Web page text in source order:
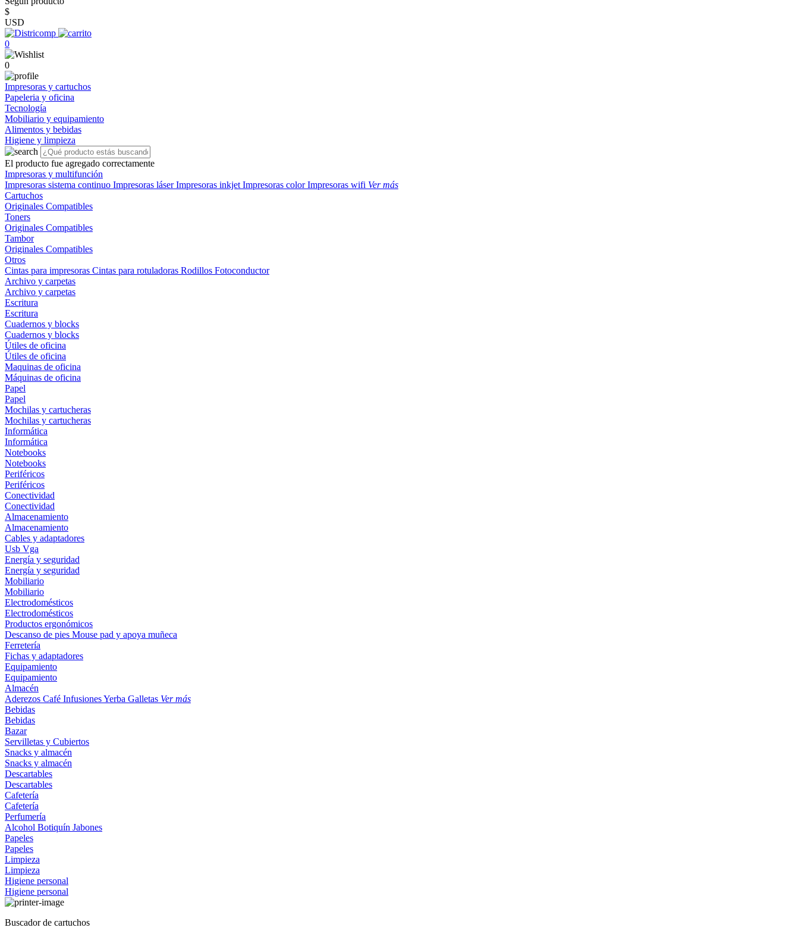
$
USD
0
0
Impresoras y cartuchos
Papeleria y oficina
Tecnología
Mobiliario y equipamiento
Alimentos y bebidas
Higiene y limpieza
El producto fue agregado correctamente
Impresoras y multifunción
Impresoras sistema continuo Impresoras láserImpresoras inkjet Impresoras colorImpresoras wifi Ver más
Cartuchos
Originales Compatibles
Toners
Originales Compatibles
Tambor
Originales Compatibles
Otros
Cintas para impresoras Cintas para rotuladoras Rodillos Fotoconductor
Archivo y carpetas
Archivo y carpetas
Escritura
Escritura
Cuadernos y blocks
Cuadernos y blocks
Útiles de oficina
Útiles de oficina
Maquinas de oficina
Máquinas de oficina
Papel
Papel
Mochilas y cartucheras
Mochilas y cartucheras
Informática
Informática
Notebooks
Notebooks
Periféricos
Periféricos
Conectividad
Conectividad
Almacenamiento
Almacenamiento
Cables y adaptadores
Usb Vga
Energía y seguridad
Energía y seguridad
Mobiliario
Mobiliario
Electrodomésticos
Electrodomésticos
Productos ergonómicos
Descanso de pies Mouse pad y apoya muñeca
Ferretería
Fichas y adaptadores
Equipamiento
Equipamiento
Almacén
Aderezos Café InfusionesYerba Galletas Ver más
Bebidas
Bebidas
Bazar
Servilletas y Cubiertos
Snacks y almacén
Snacks y almacén
Descartables
Descartables
Cafetería
Cafetería
Perfumería
Alcohol Botiquín Jabones
Papeles
Papeles
Limpieza
Limpieza
Higiene personal
Higiene personal
Buscador de cartuchos